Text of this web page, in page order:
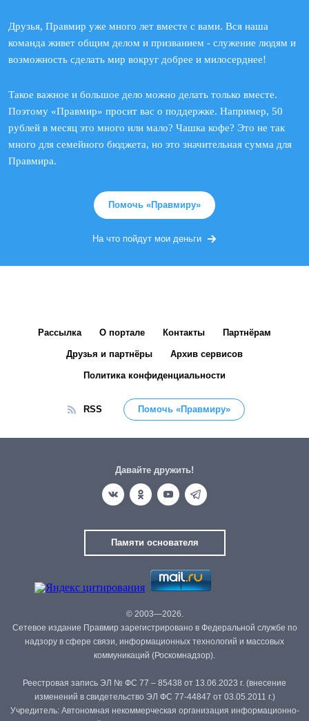
Друзья, Правмир уже много лет вместе с вами. Вся наша
команда живет общим делом и призванием - служение людям и
возможность сделать мир вокруг добрее и милосерднее!
Такое важное и большое дело можно делать только вместе.
Поэтому «Правмир» просит вас о поддержке. Например, 50
рублей в месяц это много или мало? Чашка кофе? Это не так
много для семейного бюджета, но это значительная сумма для
Правмира.
Помочь «Правмиру»
На что пойдут мои деньги
Рассылка О портале Контакты Партнёрам
Друзья и партнёры Архив сервисов
Политика конфиденциальности
RSS Помочь «Правмиру»
Давайте дружить!
Памяти основателя
© 2003—2026.
Сетевое издание Правмир зарегистрировано в Федеральной службе по
надзору в сфере связи, информационных технологий и массовых
коммуникаций (Роскомнадзор).
Реестровая запись ЭЛ № ФС 77 – 85438 от 13.06.2023 г. (внесение
изменений в свидетельство ЭЛ ФС 77-44847 от 03.05.2011 г.)
Учредитель: Автономная некоммерческая организация информационно-